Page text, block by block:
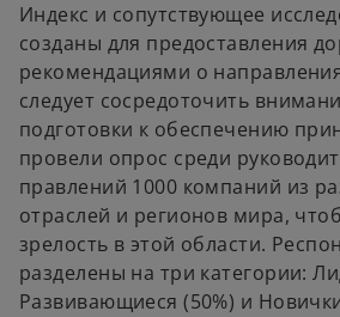
Индекс и сопутствующее
созданы для предоставления
рекомендациями о
следует сосредоточить
подготовки к обеспечению
провели опрос среди
правлений 1000 компаний из
отраслей и регионов мира,
зрелость в этой области.
разделены на три категории:
Развивающиеся (50%) и